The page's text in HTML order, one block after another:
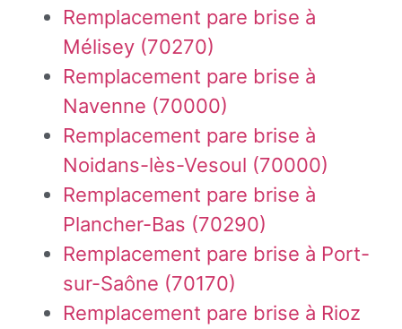
Remplacement pare brise à
Mélisey (70270)
Remplacement pare brise à
Navenne (70000)
Remplacement pare brise à
Noidans-lès-Vesoul (70000)
Remplacement pare brise à
Plancher-Bas (70290)
Remplacement pare brise à Port-
sur-Saône (70170)
Remplacement pare brise à Rioz